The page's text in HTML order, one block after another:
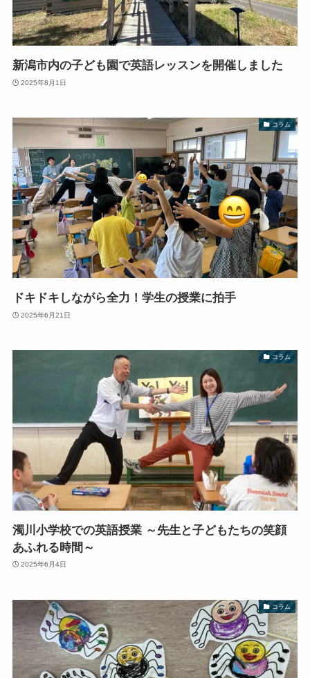
新潟市内の子ども園で英語レッスンを開催しました
2025年8月1日
コラム
ドキドキしながら全力！学生の授業に拍手
2025年6月21日
コラム
濁川小学校での英語授業 ～先生と子どもたちの笑顔
あふれる時間～
2025年6月4日
コラム